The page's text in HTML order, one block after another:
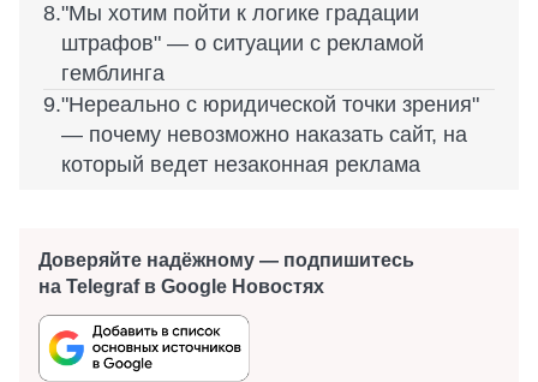
"Мы хотим пойти к логике градации
штрафов" — о ситуации с рекламой
гемблинга
"Нереально с юридической точки зрения"
— почему невозможно наказать сайт, на
который ведет незаконная реклама
Доверяйте надёжному — подпишитесь
на Telegraf в Google Новостях